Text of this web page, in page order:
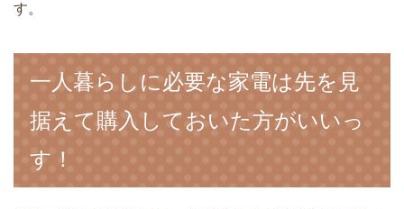
す。
一人暮らしに必要な家電は先を見
据えて購入しておいた方がいいっ
す！